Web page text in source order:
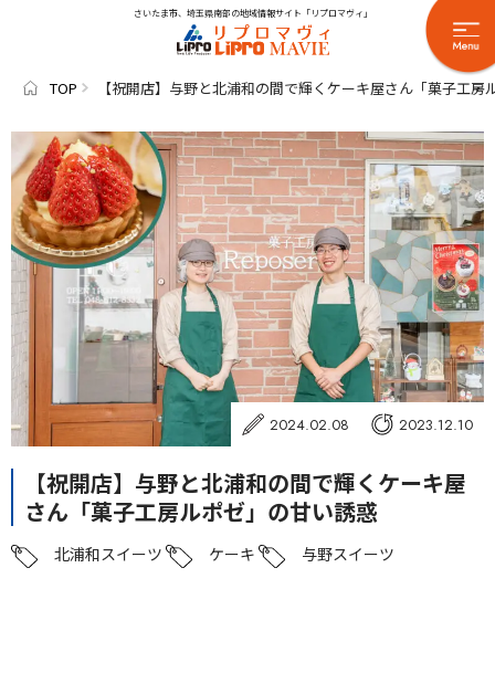
さいたま市、埼玉県南部の地域情報サイト「リプロマヴィ」
TOP 【祝開店】与野と北浦和の間で輝くケーキ屋さん「菓子工房
2024.02.08 2023.12.10
【祝開店】与野と北浦和の間で輝くケーキ屋
さん「菓子工房ルポゼ」の甘い誘惑
北浦和スイーツ ケーキ 与野スイーツ